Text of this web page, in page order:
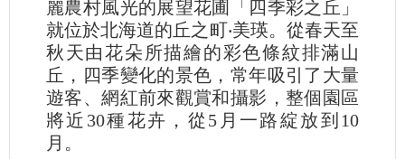
麗農村風光的展望花圃「四季彩之丘」
就位於北海道的丘之町‧美瑛。從春天至
秋天由花朵所描繪的彩色條紋排滿山
丘，四季變化的景色，常年吸引了大量
遊客、網紅前來觀賞和攝影，整個園區
將近30種花卉，從5月一路綻放到10
月。